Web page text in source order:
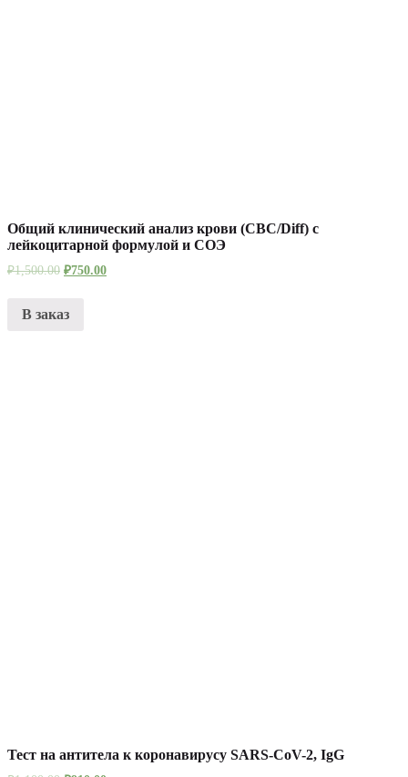
Общий клинический анализ крови (CBC/Diff) с
лейкоцитарной формулой и СОЭ
₽1,500.00 ₽750.00
В заказ
Тест на антитела к коронавирусу SARS-CoV-2, IgG